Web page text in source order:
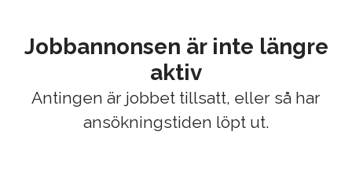
Jobbannonsen är inte längre
aktiv
Antingen är jobbet tillsatt, eller så har
ansökningstiden löpt ut.